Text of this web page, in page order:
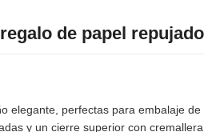
de papel
perfectas para embalaje
y un cierre superior con cremallera